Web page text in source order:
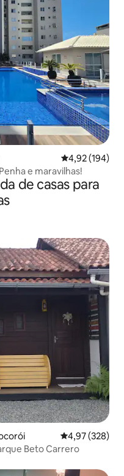
4,92 de uma
4,92 (194)
e maravilhas!
de casas para
hóspedes
4,97 de uma
4,97 (328)
Beto Carrero